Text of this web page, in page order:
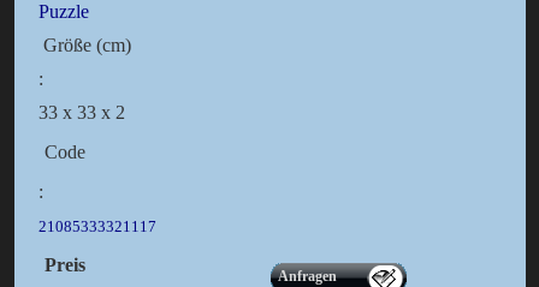
Puzzle
Größe (cm)
:
33 x 33 x 2
Code
:
21085333321117
Preis
Anfragen